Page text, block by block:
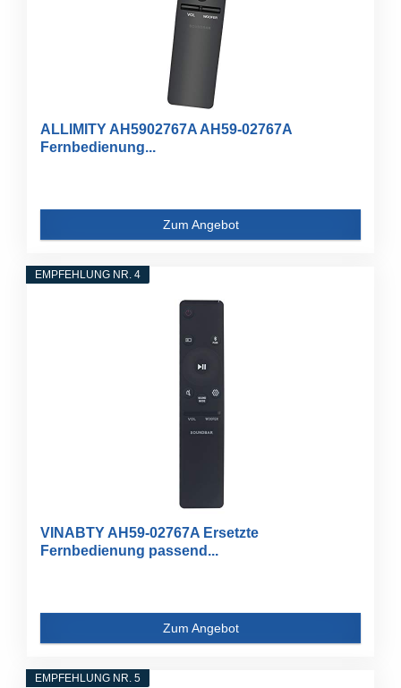
ALLIMITY AH5902767A AH59-02767A
Fernbedienung...
Zum Angebot
EMPFEHLUNG NR. 4
VINABTY AH59-02767A Ersetzte
Fernbedienung passend...
Zum Angebot
EMPFEHLUNG NR. 5